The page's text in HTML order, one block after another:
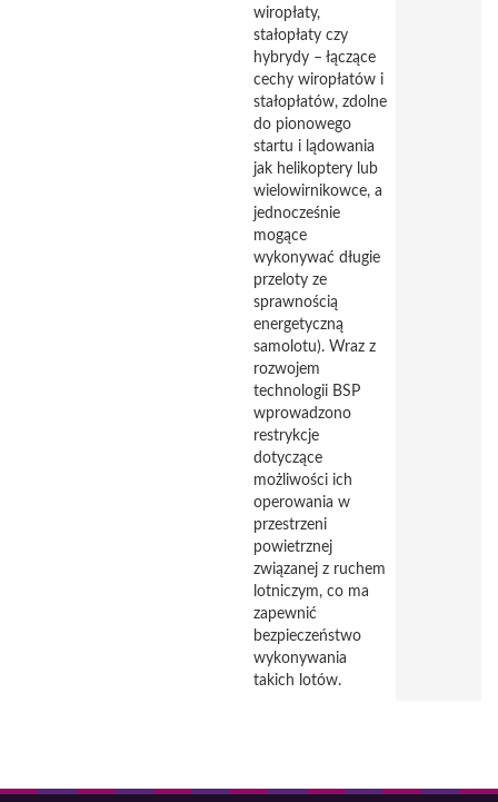
wiropłaty,
stałopłaty czy
hybrydy – łączące
cechy wiropłatów i
stałopłatów, zdolne
do pionowego
startu i lądowania
jak helikoptery lub
wielowirnikowce, a
jednocześnie
mogące
wykonywać długie
przeloty ze
sprawnością
energetyczną
samolotu). Wraz z
rozwojem
technologii BSP
wprowadzono
restrykcje
dotyczące
możliwości ich
operowania w
przestrzeni
powietrznej
związanej z ruchem
lotniczym, co ma
zapewnić
bezpieczeństwo
wykonywania
takich lotów.